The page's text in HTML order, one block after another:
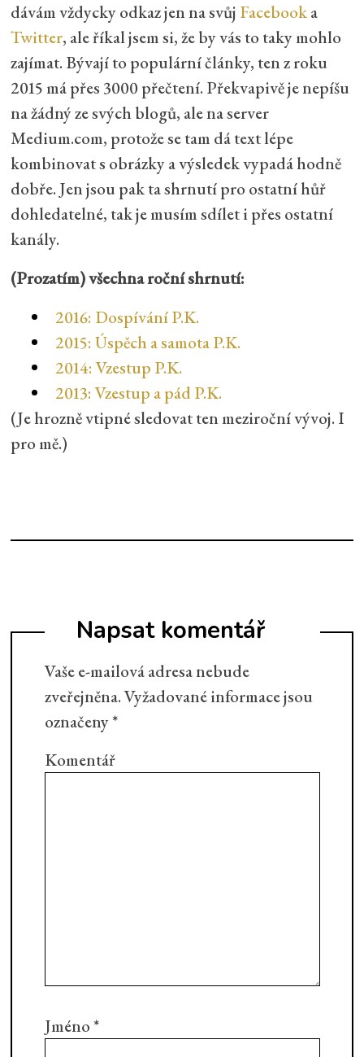
dávám vždycky odkaz jen na svůj Facebooka
Twitter, ale říkal jsem si, že by vás to taky mohlo
zajímat. Bývají to populární články, ten z roku
2015 má přes 3000 přečtení. Překvapivě je nepíšu
na žádný ze svých blogů, ale na server
Medium.com, protože se tam dá text lépe
kombinovat s obrázky a výsledek vypadá hodně
dobře. Jen jsou pak ta shrnutí pro ostatní hůř
dohledatelné, tak je musím sdílet i přes ostatní
kanály.
(Prozatím) všechna roční shrnutí:
2016: Dospívání P.K.
2015: Úspěch a samota P.K.
2014: Vzestup P.K.
2013: Vzestup a pád P.K.
(Je hrozně vtipné sledovat ten meziroční vývoj. I
pro mě.)
Napsat komentář
Vaše e-mailová adresa nebude
zveřejněna.Vyžadované informace jsou
označeny*
Komentář
Jméno*